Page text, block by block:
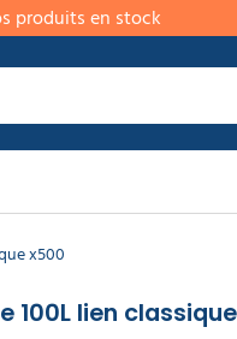
produits en stock
x500
100L lien